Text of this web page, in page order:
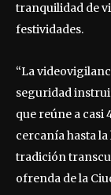
tranquilidad de
festividades.
“La
seguridad
que reúne a casi
cercanía hasta la
tradición
ofrenda de la